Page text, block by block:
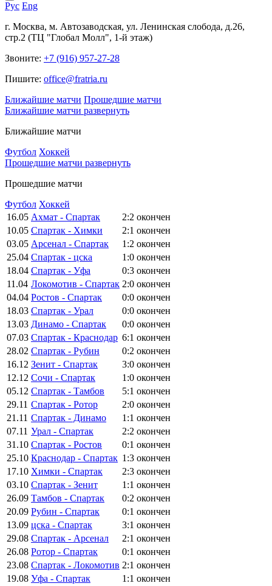
Рус Eng
г. Москва, м. Автозаводская, ул. Ленинская слобода, д.26,
стр.2 (ТЦ "Глобал Молл", 1-й этаж)
Звоните: +7 (916) 957-27-28
Пишите: office@fratria.ru
Ближайшие матчи Прошедшие матчи
Ближайшие матчи развернуть
Ближайшие матчи
Футбол Хоккей
Прошедшие матчи развернуть
Прошедшие матчи
Футбол Хоккей
16.05 Ахмат - Спартак 2:2 окончен
10.05 Спартак - Химки 2:1 окончен
03.05 Арсенал - Спартак 1:2 окончен
25.04 Спартак - цска 1:0 окончен
18.04 Спартак - Уфа 0:3 окончен
11.04 Локомотив - Спартак 2:0 окончен
04.04 Ростов - Спартак 0:0 окончен
18.03 Спартак - Урал 0:0 окончен
13.03 Динамо - Спартак 0:0 окончен
07.03 Спартак - Краснодар 6:1 окончен
28.02 Спартак - Рубин 0:2 окончен
16.12 Зенит - Спартак 3:0 окончен
12.12 Сочи - Спартак 1:0 окончен
05.12 Спартак - Тамбов 5:1 окончен
29.11 Спартак - Ротор 2:0 окончен
21.11 Спартак - Динамо 1:1 окончен
07.11 Урал - Спартак 2:2 окончен
31.10 Спартак - Ростов 0:1 окончен
25.10 Краснодар - Спартак 1:3 окончен
17.10 Химки - Спартак 2:3 окончен
03.10 Спартак - Зенит 1:1 окончен
26.09 Тамбов - Спартак 0:2 окончен
20.09 Рубин - Спартак 0:1 окончен
13.09 цска - Спартак 3:1 окончен
29.08 Спартак - Арсенал 2:1 окончен
26.08 Ротор - Спартак 0:1 окончен
23.08 Спартак - Локомотив 2:1 окончен
19.08 Уфа - Спартак 1:1 окончен